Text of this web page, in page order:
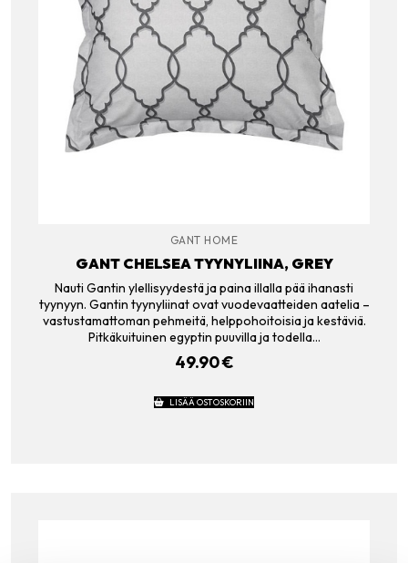
GANT HOME
GANT CHELSEA TYYNYLIINA, GREY
Nauti Gantin ylellisyydestä ja paina illalla pää ihanasti
tyynyyn. Gantin tyynyliinat ovat vuodevaatteiden aatelia –
vastustamattoman pehmeitä, helppohoitoisia ja kestäviä.
Pitkäkuituinen egyptin puuvilla ja todella…
49.90€
LISÄÄ OSTOSKORIIN